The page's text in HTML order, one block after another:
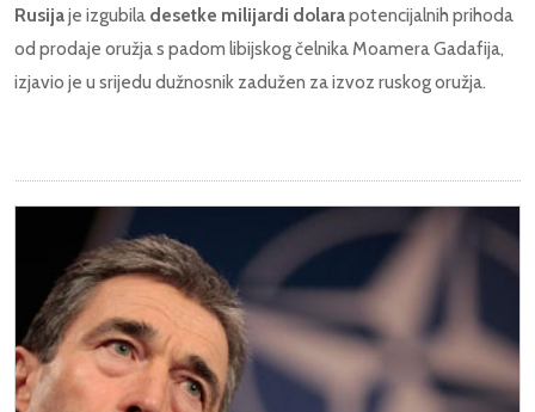
Rusijaje izgubila desetke milijardi dolarapotencijalnih prihoda
od prodaje oružja s padom libijskog čelnika Moamera Gadafija,
izjavio je u srijedu dužnosnik zadužen za izvoz ruskog oružja.